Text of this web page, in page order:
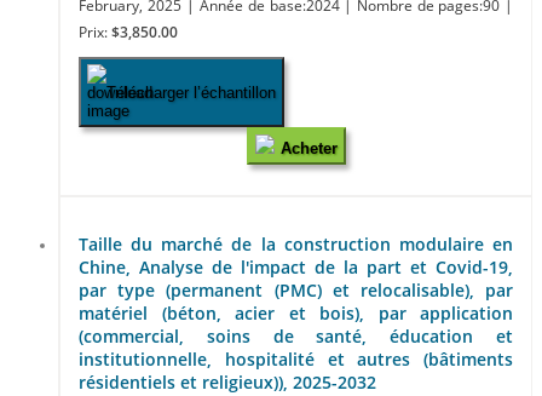
February, 2025 | Année de base:2024 | Nombre de pages:90 |
Prix: $3,850.00
Télécharger l’échantillon
Acheter
Taille du marché de la construction modulaire en
Chine, Analyse de l'impact de la part et Covid-19,
par type (permanent (PMC) et relocalisable), par
matériel (béton, acier et bois), par application
(commercial, soins de santé, éducation et
institutionnelle, hospitalité et autres (bâtiments
résidentiels et religieux)), 2025-2032